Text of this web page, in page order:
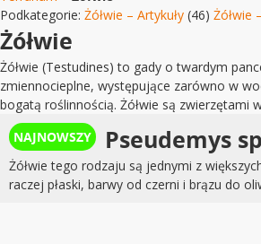
Podkategorie: Żółwie – Artykuły (46) Żółwie
Żółwie
Żółwie (Testudines) to gady o twardym
zmiennocieplne, występujące zarówno w
bogatą roślinnością. Żółwie są zwierzętami
Pseudemys
Żółwie tego rodzaju są jednymi z
raczej płaski, barwy od czerni i brązu do